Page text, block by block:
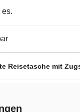
es.
Reisetasche mit